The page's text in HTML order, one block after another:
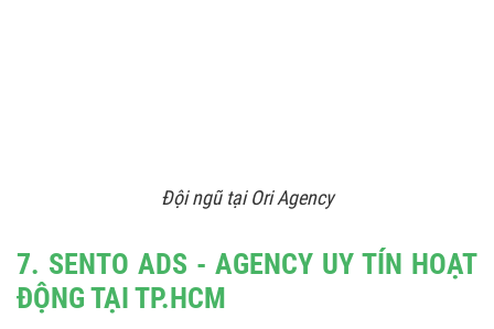
Đội ngũ tại Ori Agency
7. SENTO ADS - AGENCY UY TÍN HOẠT
ĐỘNG TẠI TP.HCM